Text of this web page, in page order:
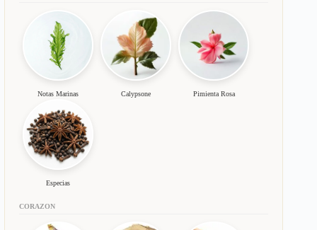
Notas Marinas Calypsone Pimienta Rosa
Especias
CORAZON